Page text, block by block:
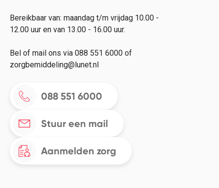
Bereikbaar van: maandag t/m vrijdag 10.00 -
12.00 uur en van 13.00 - 16.00 uur.
Bel of mail ons via 088 551 6000 of
zorgbemiddeling@lunet.nl
088 551 6000
Stuur een mail
Aanmelden zorg